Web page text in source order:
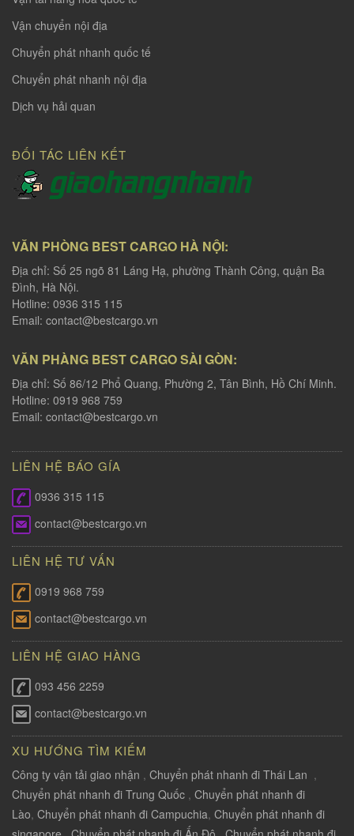
Vận chuyển nội địa
Chuyển phát nhanh quốc tế
Chuyển phát nhanh nội địa
Dịch vụ hải quan
ĐỐI TÁC LIÊN KẾT
VĂN PHÒNG BEST CARGO HÀ NỘI:
Địa chỉ: Số 25 ngõ 81 Láng Hạ, phường Thành Công, quận Ba
Đình, Hà Nội.
Hotline: 0936 315 115
Email: contact@bestcargo.vn
VĂN PHÀNG BEST CARGO SÀI GÒN:
Địa chỉ: Số 86/12 Phổ Quang, Phường 2, Tân Bình, Hồ Chí Minh.
Hotline: 0919 968 759
Email: contact@bestcargo.vn
LIÊN HỆ BÁO GÍA
0936 315 115
contact@bestcargo.vn
LIÊN HỆ TƯ VẤN
0919 968 759
contact@bestcargo.vn
LIÊN HỆ GIAO HÀNG
093 456 2259
contact@bestcargo.vn
XU HƯỚNG TÌM KIẾM
Công ty vận tải giao nhận , Chuyển phát nhanh đi Thái Lan ,
Chuyển phát nhanh đi Trung Quốc , Chuyển phát nhanh đi
Lào, Chuyển phát nhanh đi Campuchia, Chuyển phát nhanh đi